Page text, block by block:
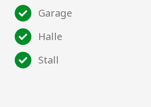
Garage
Halle
Stall